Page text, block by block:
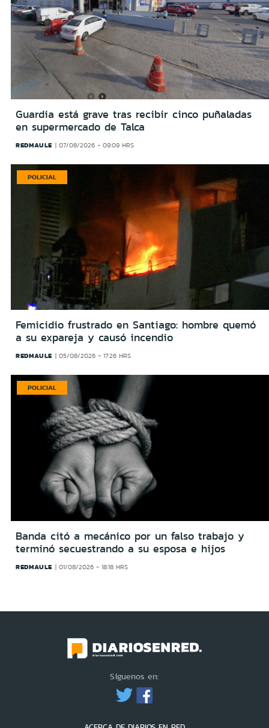
Guardia está grave tras recibir cinco puñaladas
en supermercado de Talca
REDMAULE 07/08/2026 - 09:09 HRS
POLICIAL
Femicidio frustrado en Santiago: hombre quemó
a su expareja y causó incendio
REDMAULE 05/08/2026 - 17:26 HRS
POLICIAL
Banda citó a mecánico por un falso trabajo y
terminó secuestrando a su esposa e hijos
REDMAULE 01/08/2026 - 18:18 HRS
Síguenos en: